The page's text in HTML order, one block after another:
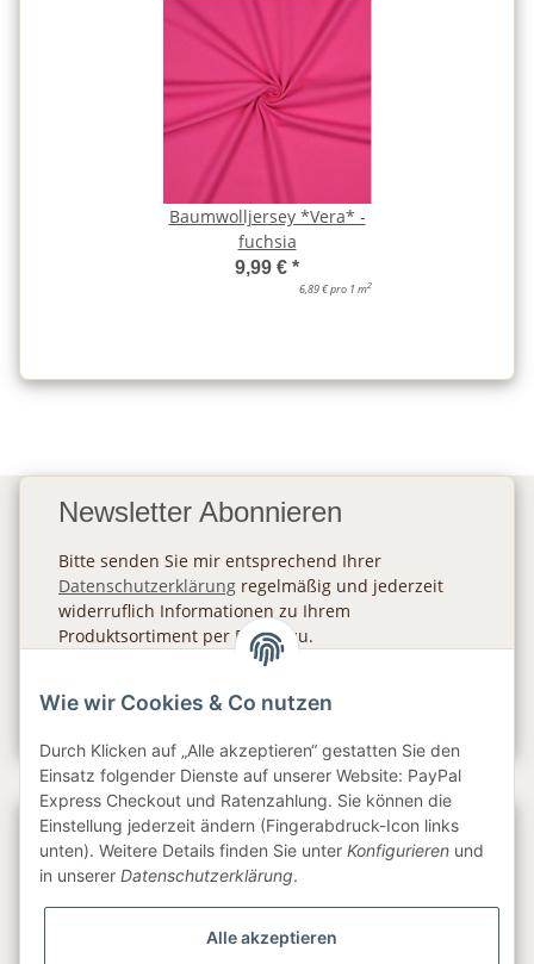
Baumwolljersey *Vera* -
fuchsia
9,99 € *
6,89 € pro 1 m2
Newsletter Abonnieren
Bitte senden Sie mir entsprechend Ihrer
Datenschutzerklärung regelmäßig und jederzeit
widerruflich Informationen zu Ihrem
Produktsortiment per E-Mail zu.
Gesetzliche Informationen
Wie wir Cookies & Co nutzen
Durch Klicken auf „Alle akzeptieren“ gestatten Sie den
Einsatz folgender Dienste auf unserer Website: PayPal
Express Checkout und Ratenzahlung. Sie können die
Einstellung jederzeit ändern (Fingerabdruck-Icon links
unten). Weitere Details finden Sie unter Konfigurieren und
in unserer Datenschutzerklärung.
Alle akzeptieren